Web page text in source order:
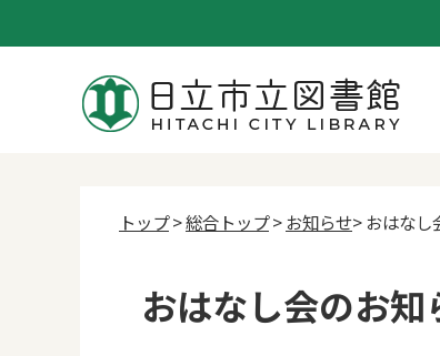
トップ>総合トップ>お知らせ> おはなし
おはなし会のお知